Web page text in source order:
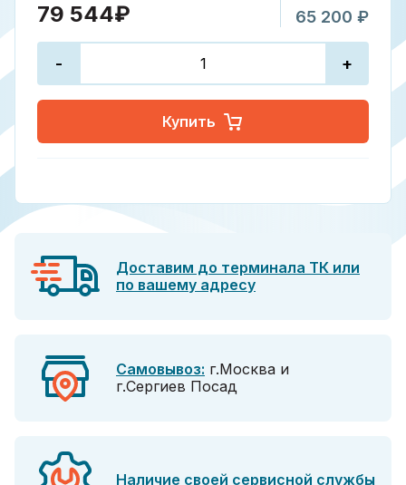
79 544₽ 65 200 ₽
- +
Купить
Доставим до терминала ТК или
по вашему адресу
Самовывоз: г.Москва и
г.Сергиев Посад
Наличие своей сервисной службы